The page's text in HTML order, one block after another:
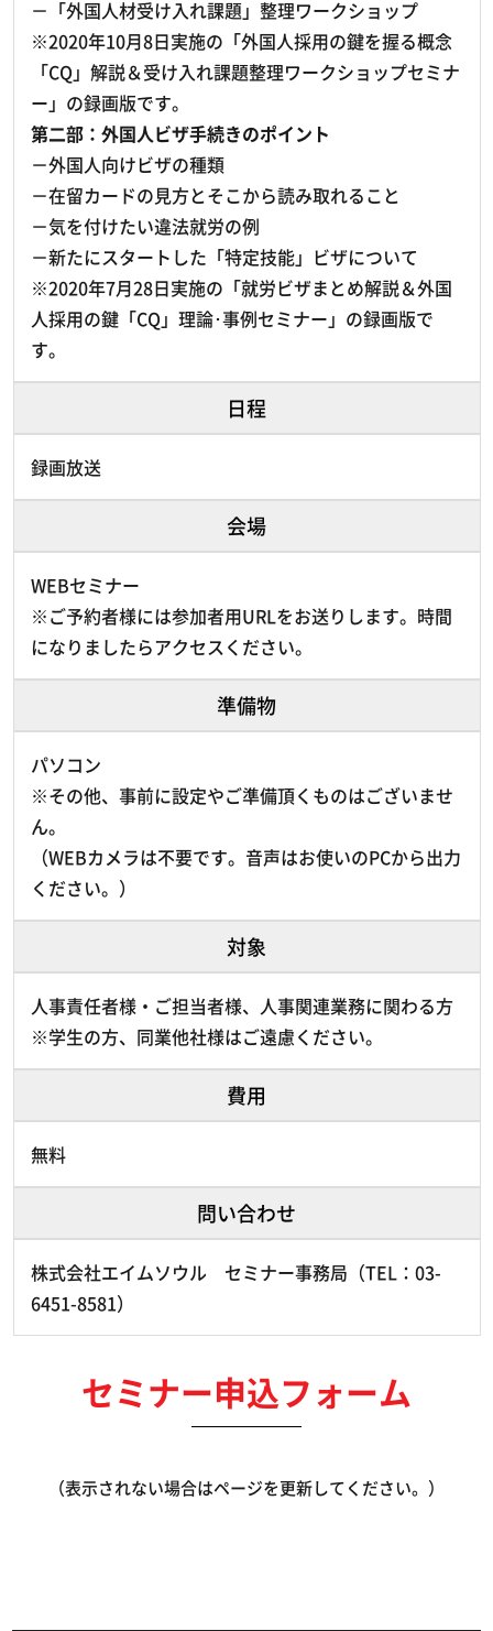
－「外国人材受け入れ課題」整理ワークショップ
※2020年10月8日実施の「外国人採用の鍵を握る概念
「CQ」解説＆受け入れ課題整理ワークショップセミナ
ー」の録画版です。
第二部：外国人ビザ手続きのポイント
－外国人向けビザの種類
－在留カードの見方とそこから読み取れること
－気を付けたい違法就労の例
－新たにスタートした「特定技能」ビザについて
※2020年7月28日実施の「就労ビザまとめ解説＆外国
人採用の鍵「CQ」理論･事例セミナー」の録画版で
す。
日程
録画放送
会場
WEBセミナー
※ご予約者様には参加者用URLをお送りします。時間
になりましたらアクセスください。
準備物
パソコン
※その他、事前に設定やご準備頂くものはございませ
ん。
（WEBカメラは不要です。音声はお使いのPCから出力
ください。）
対象
人事責任者様・ご担当者様、人事関連業務に関わる方
※学生の方、同業他社様はご遠慮ください。
費用
無料
問い合わせ
株式会社エイムソウル セミナー事務局（TEL：03-
6451-8581）
セミナー申込フォーム
（表示されない場合はページを更新してください。）